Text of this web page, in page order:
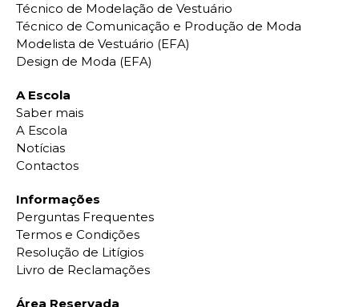
Técnico de Modelação de Vestuário
Técnico de Comunicação e Produção de Moda
Modelista de Vestuário (EFA)
Design de Moda (EFA)
A Escola
Saber mais
A Escola
Notícias
Contactos
Informações
Perguntas Frequentes
Termos e Condições
Resolução de Litígios
Livro de Reclamações
Área Reservada